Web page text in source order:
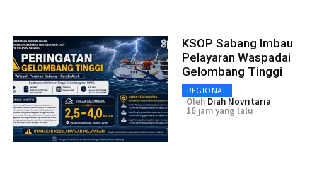
KSOP Sabang Imbau
Pelayaran Waspadai
Gelombang Tinggi
REGIONAL
Oleh Diah Novritaria
16 jam yang lalu